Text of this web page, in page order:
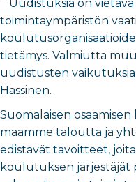
− Uudistuksia on
toimintaympäristön
tietämys. Valmiutta
uudistusten
Hassinen.
Suomalaisen
maamme taloutta ja
edistävät tavoitteet,
koulutuksen järjestäjät